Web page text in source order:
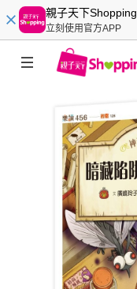
親子天下Shopping
立刻使用官方APP